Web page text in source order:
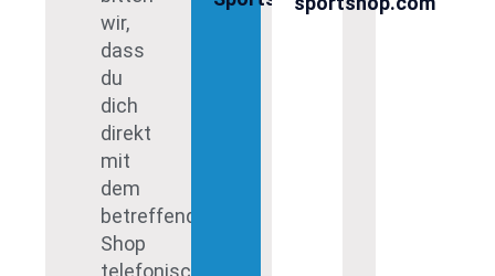
wir,
dass
du
dich
direkt
mit
dem
betreffenden
Shop
telefonisch